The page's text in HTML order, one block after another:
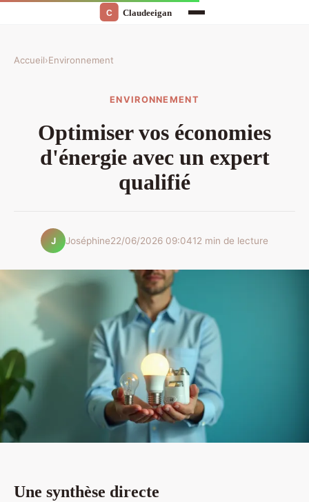
Accueil›Environnement
ENVIRONNEMENT
Optimiser vos économies
d'énergie avec un expert
qualifié
J Joséphine22/06/2026 09:0412 min de lecture
Une synthèse directe